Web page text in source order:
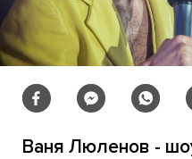
Ваня Люленов -